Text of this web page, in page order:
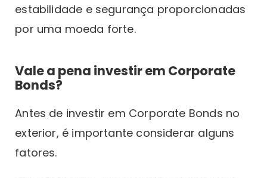
estabilidade e segurança proporcionadas
por uma moeda forte.
Vale a pena investir em Corporate
Bonds?
Antes de investir em Corporate Bonds no
exterior, é importante considerar alguns
fatores.